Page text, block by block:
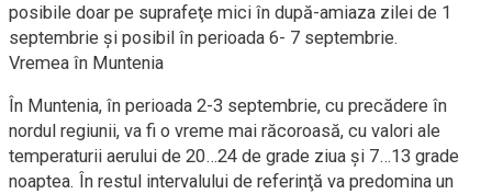
posibile doar pe suprafeţe mici în după-amiaza zilei de 1
septembrie şi posibil în perioada 6- 7 septembrie.
Vremea în Muntenia
În Muntenia, în perioada 2-3 septembrie, cu precădere în
nordul regiunii, va fi o vreme mai răcoroasă, cu valori ale
temperaturii aerului de 20…24 de grade ziua şi 7…13 grade
noaptea. În restul intervalului de referinţă va predomina un